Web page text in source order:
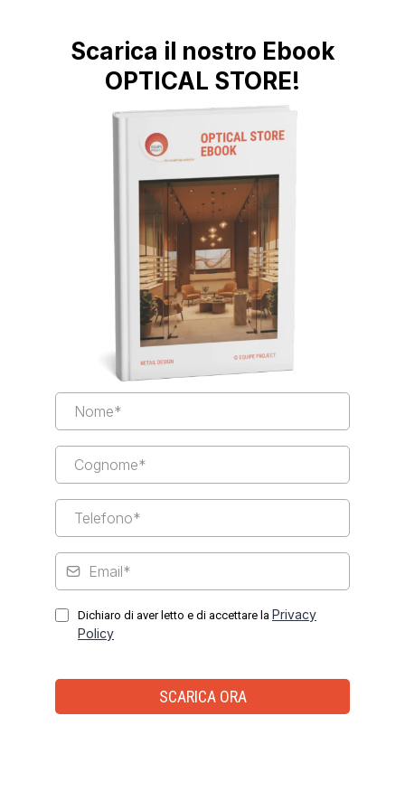
Scarica il nostro Ebook
OPTICAL STORE!
Dichiaro di aver letto e di accettare la Privacy
Policy
SCARICA ORA